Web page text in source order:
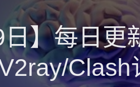
】每日更
Clash